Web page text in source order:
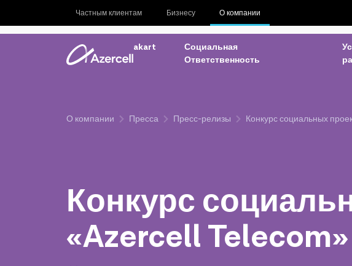
Частным клиентам Бизнесу О компании
akart
Социальная
Ответственность
О компании Пресса Пресс-релизы Конкурс социальных
Конкурс
«Azercell Telecom»